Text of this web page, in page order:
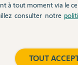
à tout moment via le
consulter notre
TOUT